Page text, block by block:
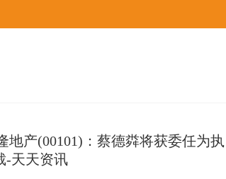
地产(00101)：蔡德粦将获委任为执
-天天资讯